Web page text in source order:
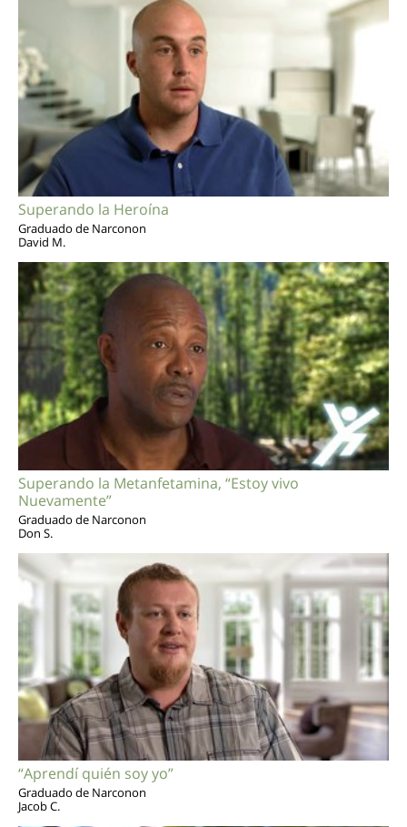
Superando la Heroína
Graduado de Narconon
David M.
Superando la Metanfetamina, “Estoy vivo
Nuevamente”
Graduado de Narconon
Don S.
“Aprendí quién soy yo”
Graduado de Narconon
Jacob C.